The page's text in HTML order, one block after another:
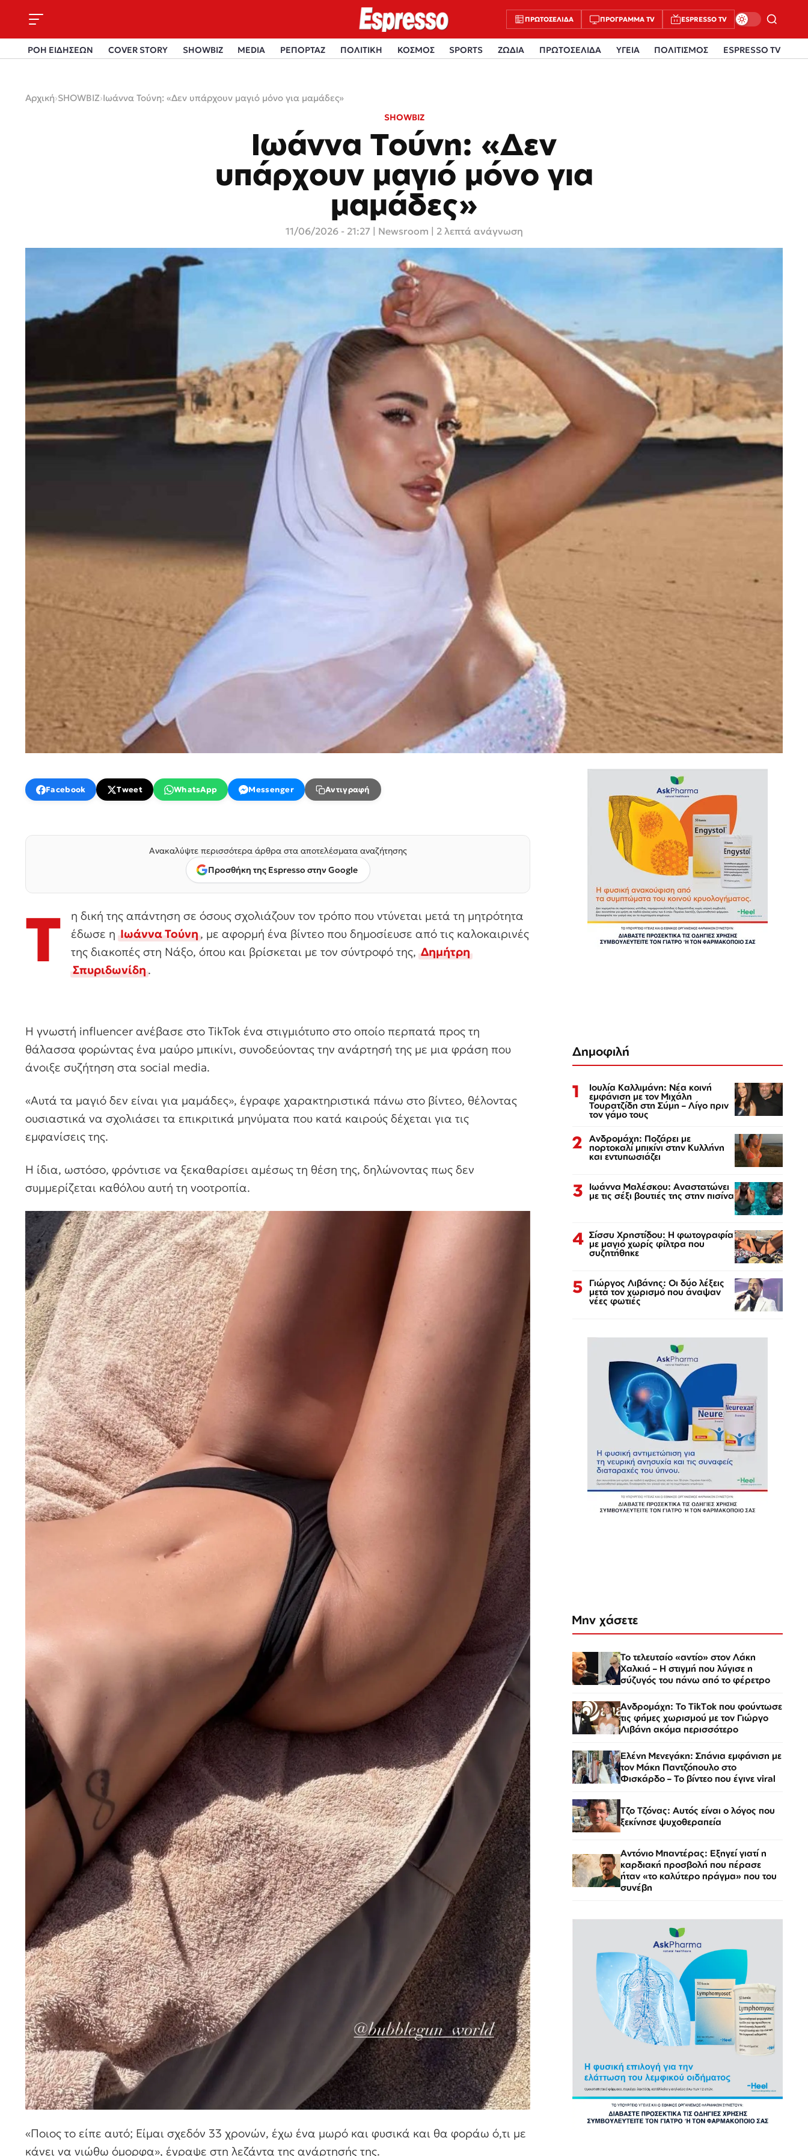
ΠΡΩΤΟΣΈΛΙΔΑ ΠΡΌΓΡΑΜΜΑ TV ESPRESSO TV
ΡΟΗ ΕΙΔΗΣΕΩΝ COVER STORY SHOWBIZ MEDIA ΡΕΠΟΡΤΑΖ ΠΟΛΙΤΙΚΗ ΚΟΣΜΟΣ SPORTS ΖΩΔΙΑ ΠΡΩΤΟΣΕΛΙΔΑ ΥΓΕΙΑ ΠΟΛΙΤΙΣΜΟΣ ESPRESSO TV
Αρχική›SHOWBIZ›Ιωάννα Τούνη: «Δεν υπάρχουν μαγιό μόνο για μαμάδες»
SHOWBIZ
Ιωάννα Τούνη: «Δεν
υπάρχουν μαγιό μόνο για
μαμάδες»
11/06/2026 - 21:27 Newsroom | 2 λεπτά ανάγνωση
Facebook Tweet WhatsApp Messenger Αντιγραφή
Ανακαλύψτε περισσότερα άρθρα στα αποτελέσματα αναζήτησης
Προσθήκη της Espresso στην Google
Τ
η δική της απάντηση σε όσους σχολιάζουν τον τρόπο που ντύνεται μετά τη μητρότητα
έδωσε ηΙωάννα Τούνη, με αφορμή ένα βίντεο που δημοσίευσε από τις καλοκαιρινές
της διακοπές στη Νάξο, όπου και βρίσκεται με τον σύντροφό της,Δημήτρη
Σπυριδωνίδη.
Η γνωστή influencer ανέβασε στο TikTok ένα στιγμιότυπο στο οποίο περπατά προς τη
θάλασσα φορώντας ένα μαύρο μπικίνι, συνοδεύοντας την ανάρτησή της με μια φράση που
άνοιξε συζήτηση στα social media.
«Αυτά τα μαγιό δεν είναι για μαμάδες», έγραφε χαρακτηριστικά πάνω στο βίντεο, θέλοντας
ουσιαστικά να σχολιάσει τα επικριτικά μηνύματα που κατά καιρούς δέχεται για τις
εμφανίσεις της.
Η ίδια, ωστόσο, φρόντισε να ξεκαθαρίσει αμέσως τη θέση της, δηλώνοντας πως δεν
συμμερίζεται καθόλου αυτή τη νοοτροπία.
«Ποιος το είπε αυτό; Είμαι σχεδόν 33 χρονών, έχω ένα μωρό και φυσικά και θα φοράω ό,τι με
κάνει να νιώθω όμορφα», έγραψε στη λεζάντα της ανάρτησής της.
Δημοφιλή
1 Ιουλία Καλλιμάνη: Νέα κοινή
εμφάνιση με τον Μιχάλη
Τουρατζίδη στη Σύμη – Λίγο πριν
τον γάμο τους
2 Ανδρομάχη: Ποζάρει με
πορτοκαλί μπικίνι στην Κυλλήνη
και εντυπωσιάζει
3 Ιωάννα Μαλέσκου: Αναστατώνει
με τις σέξι βουτιές της στην πισίνα
4 Σίσσυ Χρηστίδου: Η φωτογραφία
με μαγιό χωρίς φίλτρα που
συζητήθηκε
5 Γιώργος Λιβάνης: Οι δύο λέξεις
μετά τον χωρισμό που άναψαν
νέες φωτιές
Μην χάσετε
Το τελευταίο «αντίο» στον Λάκη
Χαλκιά – Η στιγμή που λύγισε η
σύζυγός του πάνω από το φέρετρο
Ανδρομάχη: Το TikTok που φούντωσε
τις φήμες χωρισμού με τον Γιώργο
Λιβάνη ακόμα περισσότερο
Ελένη Μενεγάκη: Σπάνια εμφάνιση με
τον Μάκη Παντζόπουλο στο
Φισκάρδο – Το βίντεο που έγινε viral
Τζο Τζόνας: Αυτός είναι ο λόγος που
ξεκίνησε ψυχοθεραπεία
Αντόνιο Μπαντέρας: Εξηγεί γιατί η
καρδιακή προσβολή που πέρασε
ήταν «το καλύτερο πράγμα» που του
συνέβη